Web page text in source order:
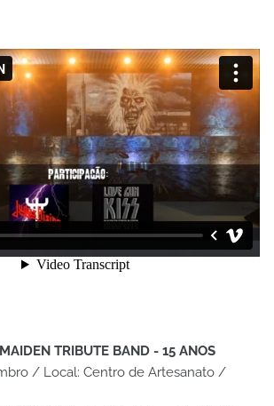
TRIBUTE BAND - 15 ANOS
/ Local: Centro de Artesanato /